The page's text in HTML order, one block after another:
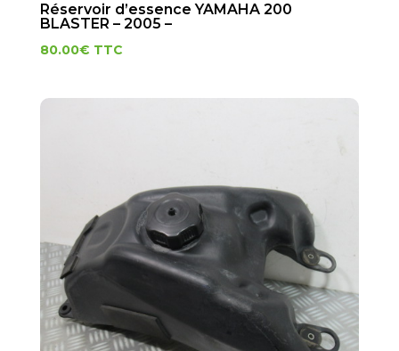
Réservoir d’essence YAMAHA 200
BLASTER – 2005 –
80.00€ TTC